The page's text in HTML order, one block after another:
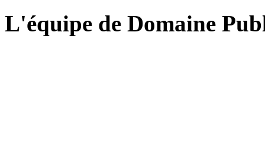
L'équipe de Domaine